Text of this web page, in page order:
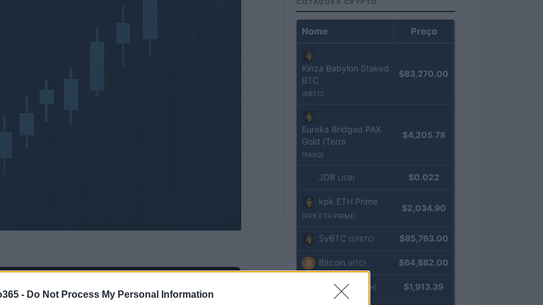
- Do Not Process My Personal Information
POWERED BY AdhubMedia
COTAÇÕES CRYPTO
Nome Preço
Kinza Babylon Staked
BTC
(KBTC)
$83,270.00
Eureka Bridged PAX
Gold (Terra
(PAXG)
$4,205.78
JDB (JDB) $0.022
kpk ETH Prime
(KPK ETH PRIME)
$2,034.90
SyBTC (SYBTC) $85,763.00
Bitcoin (BTC) $64,882.00
Ethereum (ETH) $1,913.39